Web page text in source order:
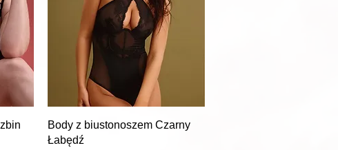
Podgląd
Body z biustonoszem Czarny
Łabędź